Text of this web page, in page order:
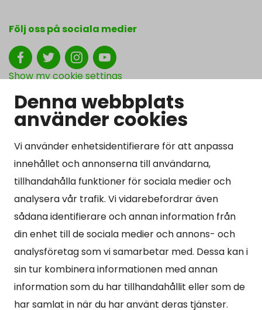
Denna webbplats
använder cookies
Vi använder enhetsidentifierare för att anpassa
innehållet och annonserna till användarna,
tillhandahålla funktioner för sociala medier och
analysera vår trafik. Vi vidarebefordrar även
sådana identifierare och annan information från
din enhet till de sociala medier och annons- och
analysföretag som vi samarbetar med. Dessa kan i
sin tur kombinera informationen med annan
information som du har tillhandahållit eller som de
har samlat in när du har använt deras tjänster.
Följ oss på sociala medier
Show my cookie settings
Kangasniemen kunta
Otto Mannisen tie 2
kirjaamo@kangasniemi.fi
Tel. 040 719 9370
Y-tunnus 0164690-3
Öppet
Mån -fre 9-15.